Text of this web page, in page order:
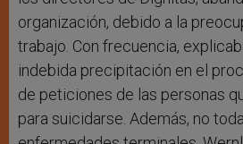
organización, debido a la
trabajo. Con frecuencia,
indebida precipitación en el
de peticiones de las personas
para suicidarse. Además, no